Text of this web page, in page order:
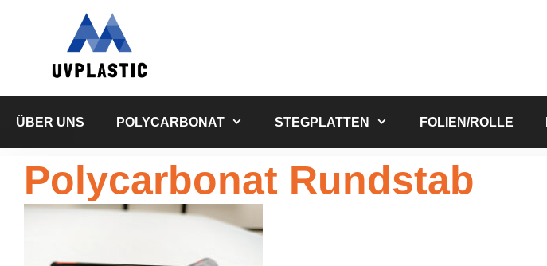
ÜBER UNS POLYCARBONAT STEGPLATTEN FOLIEN/ROLLE
Polycarbonat Rundstab